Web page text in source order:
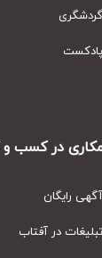
در کسب و
رایگان
در آفتاب